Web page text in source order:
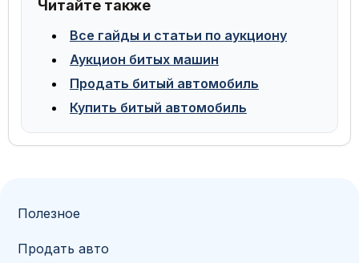
Читайте также
Все гайды и статьи по аукциону
Аукцион битых машин
Продать битый автомобиль
Купить битый автомобиль
Полезное
Продать авто